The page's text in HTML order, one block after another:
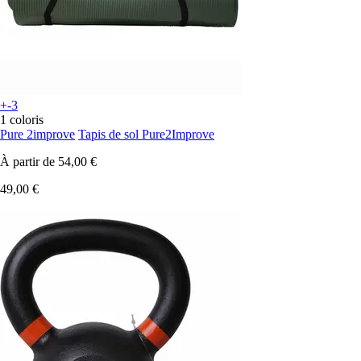
+-3
1 coloris
Pure 2improve Tapis de sol Pure2Improve
À partir de 54,00 €
49,00 €